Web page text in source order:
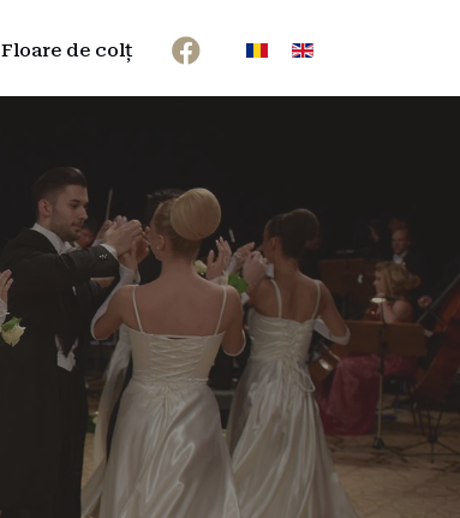
Selectați limba dvs
Floare de colț